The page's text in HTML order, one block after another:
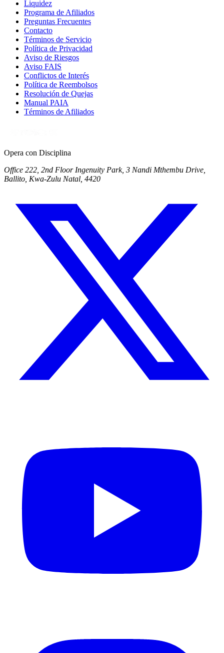
Liquidez
Programa de Afiliados
Preguntas Frecuentes
Contacto
Términos de Servicio
Política de Privacidad
Aviso de Riesgos
Aviso FAIS
Conflictos de Interés
Política de Reembolsos
Resolución de Quejas
Manual PAIA
Términos de Afiliados
Opera con Disciplina
Office 222, 2nd Floor Ingenuity Park, 3 Nandi Mthembu Drive,
Ballito, Kwa-Zulu Natal, 4420